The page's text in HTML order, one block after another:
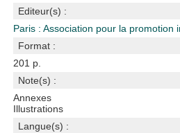
Editeur(s) :
Paris : Association pour la promotion
Format :
201 p.
Note(s) :
Annexes
Illustrations
Langue(s) :